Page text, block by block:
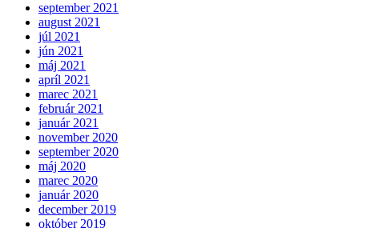
september 2021
august 2021
júl 2021
jún 2021
máj 2021
apríl 2021
marec 2021
február 2021
január 2021
november 2020
september 2020
máj 2020
marec 2020
január 2020
december 2019
október 2019